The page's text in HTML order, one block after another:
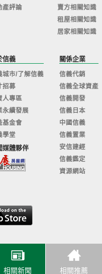
相關新聞 相關推薦
產評論
賣方相關知識
租屋相關知識
居家相關知識
信義
城市/了解信義
招募
人專區
永續發展
基金會
學堂
媒體夥伴
關係企業
信義代銷
信義全球資產
信義開發
信義日本
中國信義
信義置業
安信建經
信義鑑定
資源網站